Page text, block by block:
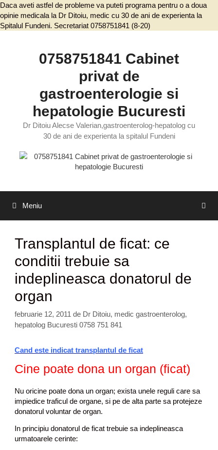
Daca aveti astfel de probleme va puteti programa pentru o a doua
opinie medicala la Dr Ditoiu, medic cu 30 de ani de experienta la
Spitalul Fundeni. Secretariat 0758751841 (8-20)
0758751841 Cabinet
privat de
gastroenterologie si
hepatologie Bucuresti
Dr Ditoiu Alecse Valerian,gastroenterolog-hepatolog cu
30 de ani de experienta la spitalul Fundeni
Meniu
Transplantul de ficat: ce
conditii trebuie sa
indeplineasca donatorul de
organ
februarie 12, 2011 de Dr Ditoiu, medic gastroenterolog,
hepatolog Bucuresti 0758 751 841
Cand este indicat transplantul de ficat
Cine poate dona un organ (ficat)
Nu oricine poate dona un organ; exista unele reguli care sa
impiedice traficul de organe, si pe de alta parte sa protejeze
donatorul voluntar de organ.
In principiu donatorul de ficat trebuie sa indeplineasca
urmatoarele cerinte: